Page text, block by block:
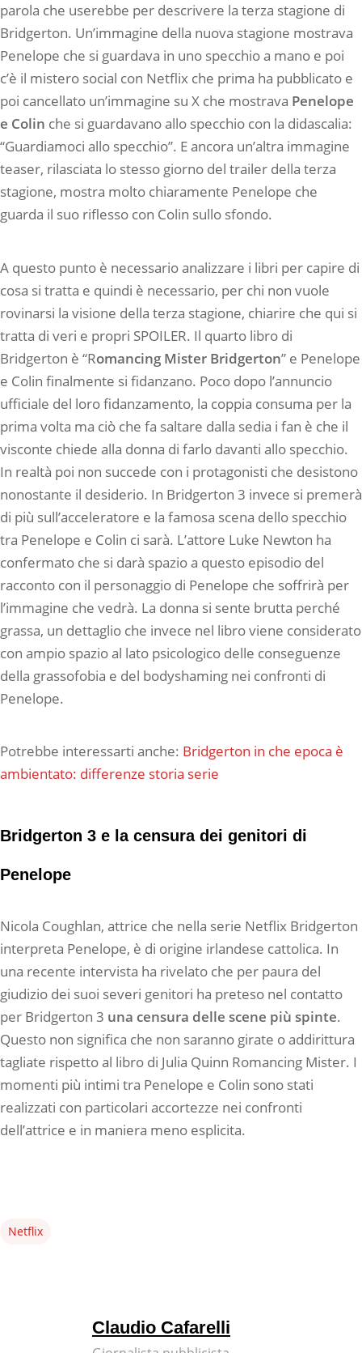
parola che userebbe per descrivere la terza stagione di
Bridgerton. Un’immagine della nuova stagione mostrava
Penelope che si guardava in uno specchio a mano e poi
c’è il mistero social con Netflix che prima ha pubblicato e
poi cancellato un’immagine su X che mostrava Penelope
e Colin che si guardavano allo specchio con la didascalia:
“Guardiamoci allo specchio”. E ancora un’altra immagine
teaser, rilasciata lo stesso giorno del trailer della terza
stagione, mostra molto chiaramente Penelope che
guarda il suo riflesso con Colin sullo sfondo.
A questo punto è necessario analizzare i libri per capire di
cosa si tratta e quindi è necessario, per chi non vuole
rovinarsi la visione della terza stagione, chiarire che qui si
tratta di veri e propri SPOILER. Il quarto libro di
Bridgerton è “Romancing Mister Bridgerton” e Penelope
e Colin finalmente si fidanzano. Poco dopo l’annuncio
ufficiale del loro fidanzamento, la coppia consuma per la
prima volta ma ciò che fa saltare dalla sedia i fan è che il
visconte chiede alla donna di farlo davanti allo specchio.
In realtà poi non succede con i protagonisti che desistono
nonostante il desiderio. In Bridgerton 3 invece si premerà
di più sull’acceleratore e la famosa scena dello specchio
tra Penelope e Colin ci sarà. L’attore Luke Newton ha
confermato che si darà spazio a questo episodio del
racconto con il personaggio di Penelope che soffrirà per
l’immagine che vedrà. La donna si sente brutta perché
grassa, un dettaglio che invece nel libro viene considerato
con ampio spazio al lato psicologico delle conseguenze
della grassofobia e del bodyshaming nei confronti di
Penelope.
Potrebbe interessarti anche: Bridgerton in che epoca è
ambientato: differenze storia serie
Bridgerton 3 e la censura dei genitori di
Penelope
Nicola Coughlan, attrice che nella serie Netflix Bridgerton
interpreta Penelope, è di origine irlandese cattolica. In
una recente intervista ha rivelato che per paura del
giudizio dei suoi severi genitori ha preteso nel contatto
per Bridgerton 3 una censura delle scene più spinte.
Questo non significa che non saranno girate o addirittura
tagliate rispetto al libro di Julia Quinn Romancing Mister. I
momenti più intimi tra Penelope e Colin sono stati
realizzati con particolari accortezze nei confronti
dell’attrice e in maniera meno esplicita.
Netflix
Claudio Cafarelli